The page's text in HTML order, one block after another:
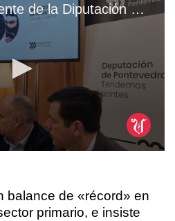
Luis López presidente de la Diputación de Pontevedra ofrece un desayuno informativo
balance de «récord» en
primario, e insiste